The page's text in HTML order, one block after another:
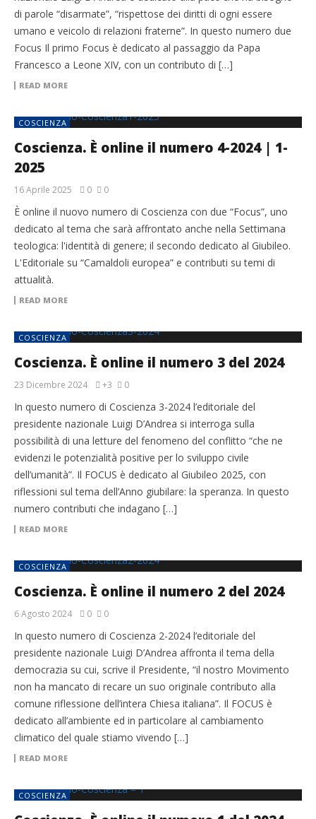
di parole “disarmate”, “rispettose dei diritti di ogni essere
umano e veicolo di relazioni fraterne”. In questo numero due
Focus Il primo Focus è dedicato al passaggio da Papa
Francesco a Leone XIV, con un contributo di […]
READ MORE
COSCIENZA
Coscienza. È online il numero 4-2024 | 1-
2025
16 Aprile 2025 0 0
È online il nuovo numero di Coscienza con due “Focus”, uno
dedicato al tema che sarà affrontato anche nella Settimana
teologica: l'identità di genere; il secondo dedicato al Giubileo.
L'Editoriale su “Camaldoli europea” e contributi su temi di
attualità.
READ MORE
COSCIENZA
Coscienza. È online il numero 3 del 2024
23 Dicembre 2024 +3 0
In questo numero di Coscienza 3-2024 l’editoriale del
presidente nazionale Luigi D’Andrea si interroga sulla
possibilità di una letture del fenomeno del conflitto “che ne
evidenzi le potenzialità positive per lo sviluppo civile
dell’umanità”. Il FOCUS è dedicato al Giubileo 2025, con
riflessioni sul tema dell’Anno giubilare: la speranza. In questo
numero contributi che indagano […]
READ MORE
COSCIENZA
Coscienza. È online il numero 2 del 2024
6 Agosto 2024 0 0
In questo numero di Coscienza 2-2024 l’editoriale del
presidente nazionale Luigi D’Andrea affronta il tema della
democrazia su cui, scrive il Presidente, “il nostro Movimento
non ha mancato di recare un suo originale contributo alla
comune riflessione dell’intera Chiesa italiana”. Il FOCUS è
dedicato all’ambiente ed in particolare al cambiamento
climatico del quale stiamo vivendo […]
READ MORE
COSCIENZA